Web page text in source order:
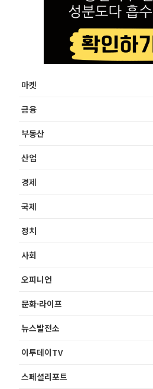
마켓
금융
부동산
산업
경제
국제
정치
사회
오피니언
문화·라이프
뉴스발전소
이투데이TV
스페셜리포트